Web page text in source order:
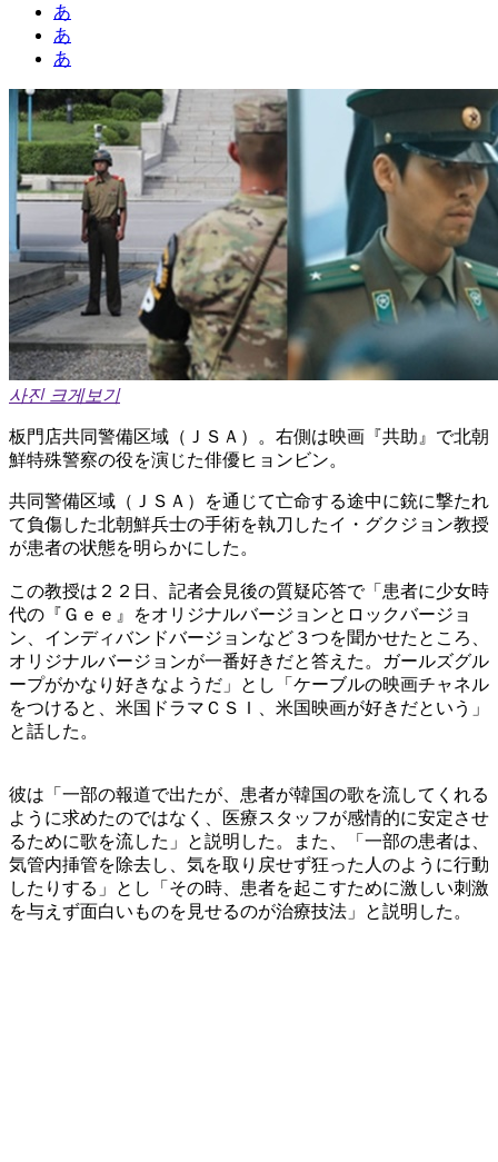
あ
あ
あ
사진 크게보기
板門店共同警備区域（ＪＳＡ）。右側は映画『共助』で北朝
鮮特殊警察の役を演じた俳優ヒョンビン。
共同警備区域（ＪＳＡ）を通じて亡命する途中に銃に撃たれ
て負傷した北朝鮮兵士の手術を執刀したイ・グクジョン教授
が患者の状態を明らかにした。
この教授は２２日、記者会見後の質疑応答で「患者に少女時
代の『Ｇｅｅ』をオリジナルバージョンとロックバージョ
ン、インディバンドバージョンなど３つを聞かせたところ、
オリジナルバージョンが一番好きだと答えた。ガールズグル
ープがかなり好きなようだ」とし「ケーブルの映画チャネル
をつけると、米国ドラマＣＳＩ、米国映画が好きだという」
と話した。
彼は「一部の報道で出たが、患者が韓国の歌を流してくれる
ように求めたのではなく、医療スタッフが感情的に安定させ
るために歌を流した」と説明した。また、「一部の患者は、
気管内挿管を除去し、気を取り戻せず狂った人のように行動
したりする」とし「その時、患者を起こすために激しい刺激
を与えず面白いものを見せるのが治療技法」と説明した。